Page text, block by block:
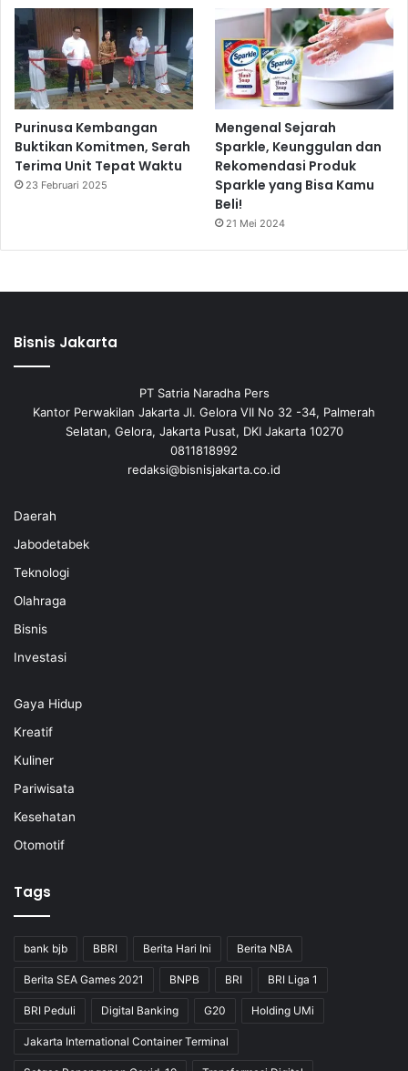
Purinusa Kembangan
Buktikan Komitmen, Serah
Terima Unit Tepat Waktu
23 Februari 2025
Mengenal Sejarah
Sparkle, Keunggulan dan
Rekomendasi Produk
Sparkle yang Bisa Kamu
Beli!
21 Mei 2024
Bisnis Jakarta
PT Satria Naradha Pers
Kantor Perwakilan Jakarta Jl. Gelora VII No 32 -34, Palmerah
Selatan, Gelora, Jakarta Pusat, DKI Jakarta 10270
0811818992
redaksi@bisnisjakarta.co.id
Daerah
Jabodetabek
Teknologi
Olahraga
Bisnis
Investasi
Gaya Hidup
Kreatif
Kuliner
Pariwisata
Kesehatan
Otomotif
Tags
bank bjb BBRI Berita Hari Ini Berita NBA
Berita SEA Games 2021 BNPB BRI BRI Liga 1
BRI Peduli Digital Banking G20 Holding UMi
Jakarta International Container Terminal